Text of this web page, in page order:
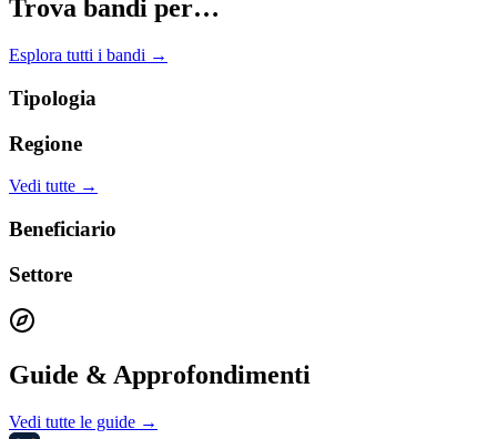
Trova bandi per…
Esplora tutti i bandi →
Tipologia
Regione
Vedi tutte →
Beneficiario
Settore
Guide & Approfondimenti
Vedi tutte le guide →